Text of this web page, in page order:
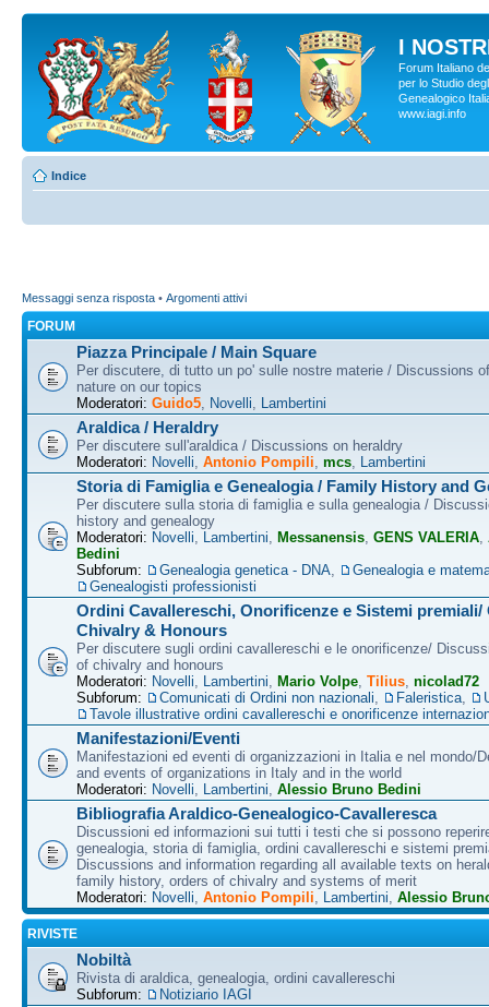
I
Forum Italiano
per lo Studio
Genealogico
www.iagi.info
Indice
Messaggi senza risposta • Argomenti attivi
FORUM
Piazza Principale / Main Square
Per discutere, di tutto un po' sulle nostre materie / Discussions
nature on our topics
Moderatori: Guido5 Novelli Lambertini
Araldica / Heraldry
Per discutere sull'araldica / Discussions on heraldry
Moderatori: Novelli Antonio Pompili mcs Lambertini
Storia di Famiglia e Genealogia / Family History and
Per discutere sulla storia di famiglia e sulla genealogia /
history and genealogy
Moderatori: Novelli Lambertini Messanensis GENS VALERIA
Bedini
Subforum:
Genealogia genetica - DNA
Genealogia e
Genealogisti professionisti
Ordini Cavallereschi, Onorificenze e Sistemi premiali/
Chivalry & Honours
Per discutere sugli ordini cavallereschi e le onorificenze/
of chivalry and honours
Moderatori: Novelli Lambertini Mario Volpe Tilius nicolad72
Subforum:
Comunicati di Ordini non nazionali Faleristica
Tavole illustrative ordini cavallereschi e onorificenze
Manifestazioni/Eventi
Manifestazioni ed eventi di organizzazioni in Italia e nel mondo/
and events of organizations in Italy and in the world
Moderatori: Novelli Lambertini Alessio Bruno Bedini
Bibliografia Araldico-Genealogico-Cavalleresca
Discussioni ed informazioni sui tutti i testi che si possono
genealogia, storia di famiglia, ordini cavallereschi e sistemi
Discussions and information regarding all available texts on
family history, orders of chivalry and systems of merit
Moderatori: Novelli Antonio Pompili Lambertini Alessio
RIVISTE
Nobiltà
Rivista di araldica, genealogia, ordini cavallereschi
Subforum:
Notiziario IAGI